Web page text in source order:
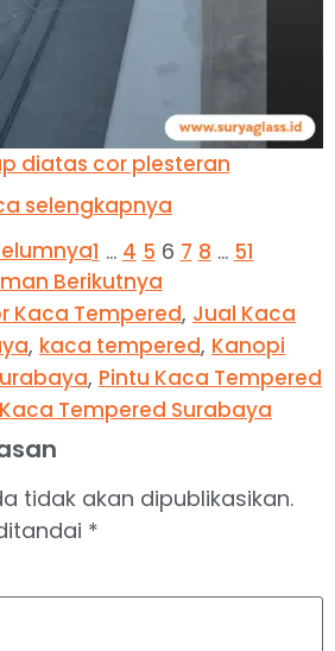
diatas cor plesteran
selengkapnya
1 … 4 5 6 7 8 … 51
Berikutnya
Kaca Tempered, Jual Kaca
, kaca tempered, Kanopi
, Pintu Kaca Tempered
Tempered Surabaya
tidak akan dipublikasikan.
*